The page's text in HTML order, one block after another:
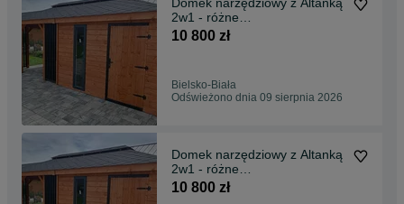
2w1 - różne
rozmiary/Altana/Wiata/Garaż
10 800 zł
Bielsko-Biała
Odświeżono dnia 09 sierpnia 2026
Domek narzędziowy z Altanką
2w1 - różne
rozmiary/Altana/Wiata/Garaż
10 800 zł